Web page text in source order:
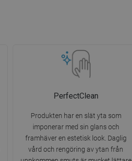
PerfectClean
Produkten har en slät yta som
imponerar med sin glans och
framhäver en estetisk look. Daglig
vård och rengöring av ytan från